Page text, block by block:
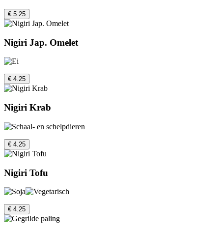
€ 5.25
Nigiri Jap. Omelet
€ 4.25
Nigiri Krab
€ 4.25
Nigiri Tofu
€ 4.25